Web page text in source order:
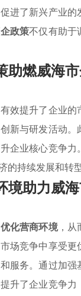
进了新兴产业
政策不仅有助于
助燃威海
有效提升了企业
新与研发活动
企业核心竞争
的持续发展和转
境助力威
优化营商环境，从
场竞争中享受
服务。通过加
升了企业竞争